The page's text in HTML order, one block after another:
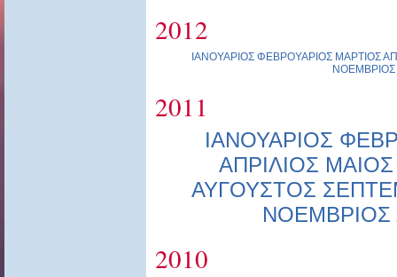
2012
ΙΑΝΟΥΑΡΙΟΣ ΦΕΒΡΟΥΑΡΙΟΣ ΜΑΡΤΙΟΣ
ΝΟΕΜΒΡΙΟΣ
2011
ΙΑΝΟΥΑΡΙΟΣ
ΑΠΡΙΛΙΟΣ ΜΑΙΟΣ
ΑΥΓΟΥΣΤΟΣ
ΝΟΕΜΒΡΙΟΣ
2010